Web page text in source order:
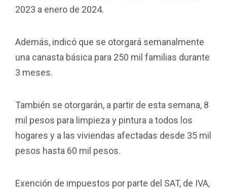
2023 a enero de 2024.
Además, indicó que se otorgará semanalmente
una canasta básica para 250 mil familias durante
3 meses.
También se otorgarán, a partir de esta semana, 8
mil pesos para limpieza y pintura a todos los
hogares y a las viviendas afectadas desde 35 mil
pesos hasta 60 mil pesos.
Exención de impuestos por parte del SAT, de IVA,